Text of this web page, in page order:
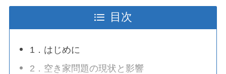
目次
1．はじめに
2．空き家問題の現状と影響